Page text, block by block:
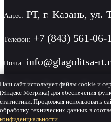
Адрес: РТ, г. Казань, ул.
Телефон: +7 (843) 561-06-
Почта: info@glagolitsa-
Политика конфиденциальности
Наш сайт использует файлы cookie и
(Яндекс Метрика) для обеспечения
статистики. Продолжая использовать
обработку технических данных в
конфиденциальности.